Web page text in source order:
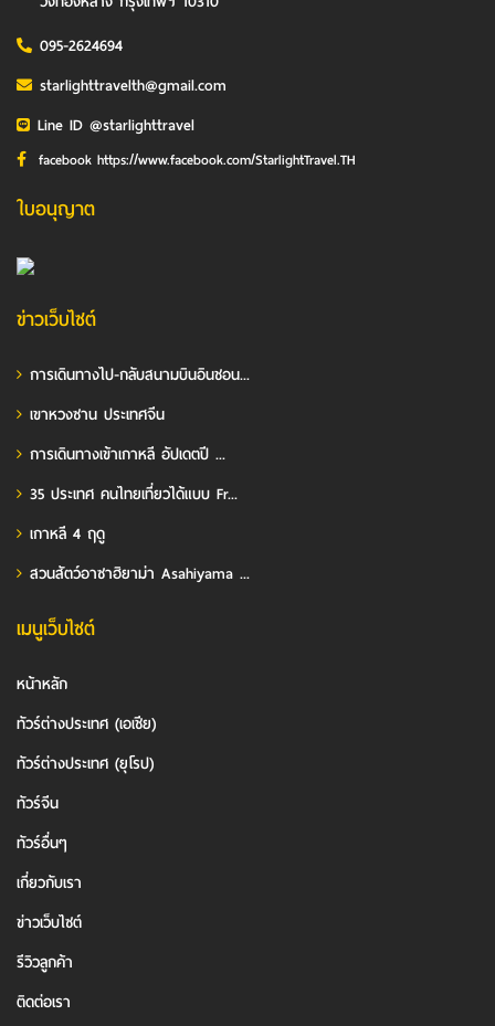
095-2624694
starlighttravelth@gmail.com
Line ID @starlighttravel
facebook https://www.facebook.com/StarlightTravel.TH
ใบอนุญาต
ข่าวเว็บไซต์
การเดินทางไป-กลับสนามบินอินชอน...
เขาหวงซาน ประเทศจีน
การเดินทางเข้าเกาหลี อัปเดตปี ...
35 ประเทศ คนไทยเที่ยวได้แบบ Fr...
เกาหลี 4 ฤดู
สวนสัตว์อาซาฮิยาม่า Asahiyama ...
เมนูเว็บไซต์
หน้าหลัก
ทัวร์ต่างประเทศ (เอเชีย)
ทัวร์ต่างประเทศ (ยุโรป)
ทัวร์จีน
ทัวร์อื่นๆ
เกี่ยวกับเรา
ข่าวเว็บไซต์
รีวิวลูกค้า
ติดต่อเรา